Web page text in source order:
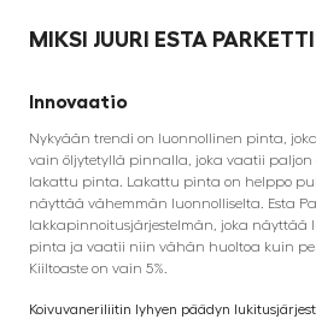
MIKSI JUURI ESTA
Innovaatio
Nykyään trendi on luonnollinen pinta,
vain öljytetyllä pinnalla, joka vaatii
lakattu pinta. Lakattu pinta on helppo
näyttää vähemmän luonnolliselta. Esta
lakkapinnoitusjärjestelmän, joka näyttää
pinta ja vaatii niin vähän huoltoa kuin
Kiiltoaste on vain 5%.
Koivuvaneriliitin lyhyen päädyn